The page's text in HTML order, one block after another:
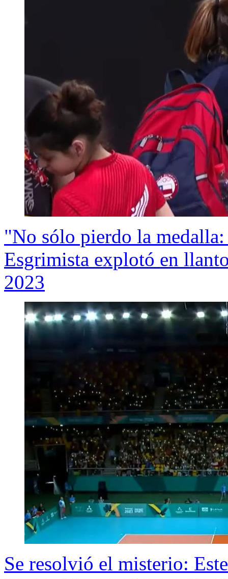
"No sólo pierdo la
Esgrimista explotó en
2023
Se resolvió el misterio: